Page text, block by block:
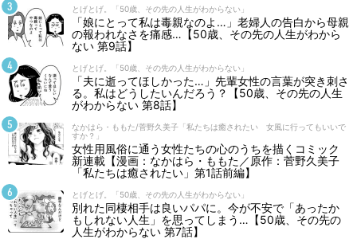
とげとげ。「50歳、その先の人生がわからない」
「娘にとって私は毒親なのよ…」老婦人の告白から母親
の報われなさを痛感…【50歳、その先の人生がわから
ない 第9話】
とげとげ。「50歳、その先の人生がわからない」
「夫に逝ってほしかった…」先輩女性の言葉が突き刺さ
る。私はどうしたいんだろう？【50歳、その先の人生
がわからない 第8話】
なかはら・ももた/菅野久美子「私たちは癒されたい 女風に行ってもいいで
すか？」
女性用風俗に通う女性たちの心のうちを描くコミック
新連載【漫画：なかはら・ももた／原作：菅野久美子
「私たちは癒されたい」第1話前編】
とげとげ。「50歳、その先の人生がわからない」
別れた同棲相手は良いパパに。今が不安で「あったか
もしれない人生」を思ってしまう…【50歳、その先の
人生がわからない 第7話】